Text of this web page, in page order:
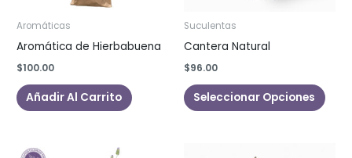
Aromáticas
Aromática de Hierbabuena
$100.00
Añadir Al Carrito
Suculentas
Cantera Natural
$96.00
Seleccionar Opciones